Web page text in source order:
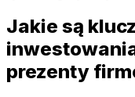
Jakie są
prezenty